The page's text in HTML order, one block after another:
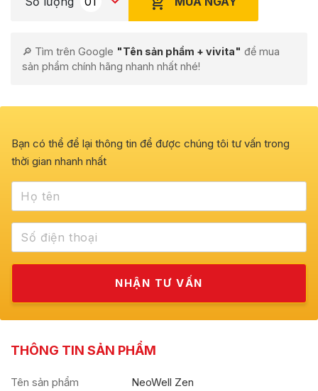
🔎 Tìm trên Google "Tên sản phẩm + vivita" để mua
sản phẩm chính hãng nhanh nhất nhé!
Bạn có thể để lại thông tin để được chúng tôi tư vấn trong
thời gian nhanh nhất
THÔNG TIN SẢN PHẨM
Tên sản phẩm NeoWell Zen